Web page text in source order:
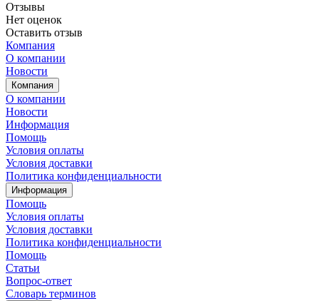
Отзывы
Нет оценок
Оставить отзыв
Компания
О компании
Новости
Компания
О компании
Новости
Информация
Помощь
Условия оплаты
Условия доставки
Политика конфиденциальности
Информация
Помощь
Условия оплаты
Условия доставки
Политика конфиденциальности
Помощь
Статьи
Вопрос-ответ
Словарь терминов